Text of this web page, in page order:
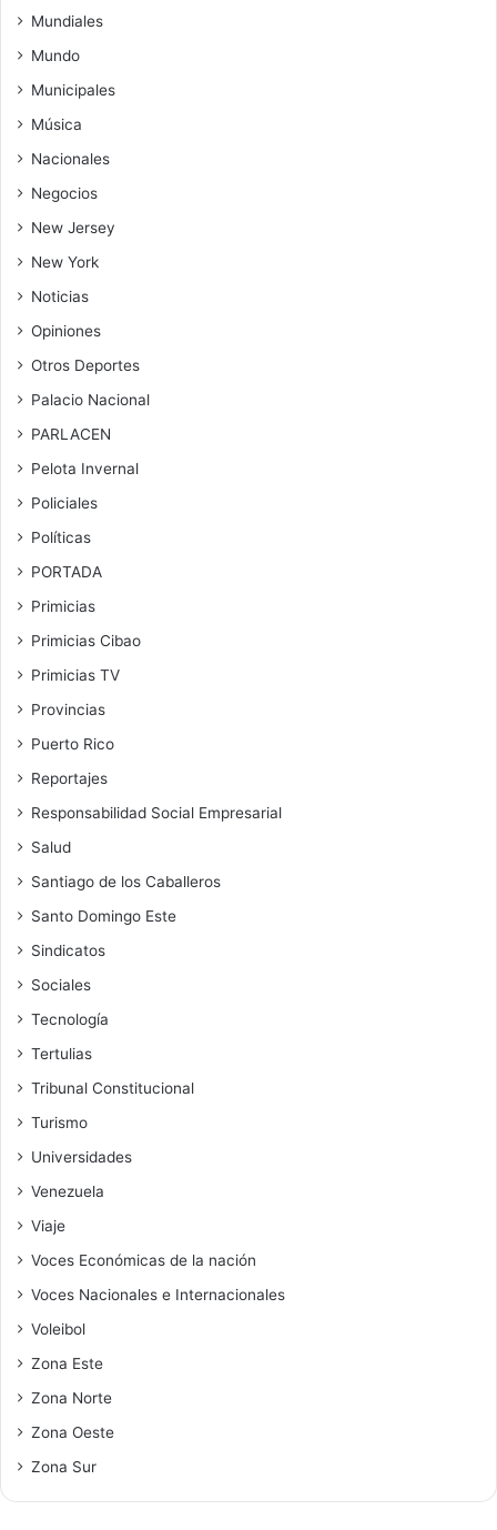
Mundiales
Mundo
Municipales
Música
Nacionales
Negocios
New Jersey
New York
Noticias
Opiniones
Otros Deportes
Palacio Nacional
PARLACEN
Pelota Invernal
Policiales
Políticas
PORTADA
Primicias
Primicias Cibao
Primicias TV
Provincias
Puerto Rico
Reportajes
Responsabilidad Social Empresarial
Salud
Santiago de los Caballeros
Santo Domingo Este
Sindicatos
Sociales
Tecnología
Tertulias
Tribunal Constitucional
Turismo
Universidades
Venezuela
Viaje
Voces Económicas de la nación
Voces Nacionales e Internacionales
Voleibol
Zona Este
Zona Norte
Zona Oeste
Zona Sur